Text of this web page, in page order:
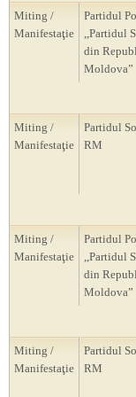
Miting /
Manifestaţie
Partidul
,,Partidul
din
Moldova”
Miting /
Manifestaţie
Partidul
RM
Miting /
Manifestaţie
Partidul
,,Partidul
din
Moldova”
Miting /
Manifestaţie
Partidul
RM